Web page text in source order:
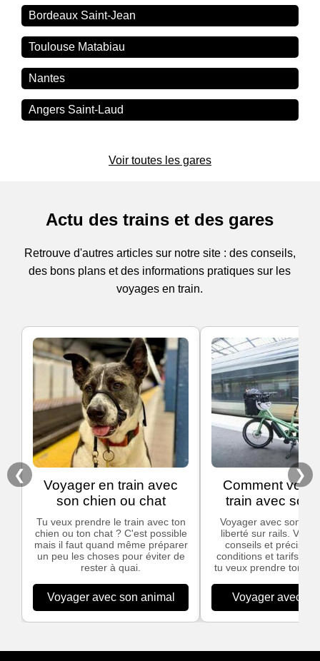
Bordeaux Saint-Jean
Toulouse Matabiau
Nantes
Angers Saint-Laud
Voir toutes les gares
Actu des trains et des gares
Retrouve d'autres articles sur notre site : des conseils,
des bons plans et des informations pratiques sur les
voyages en train.
❮
Voyager en train avec
son chien ou chat
Tu veux prendre le train avec ton
chien ou ton chat ? C'est possible
mais il faut quand même préparer
un peu les choses pour éviter de
rester à quai.
Voyager avec son animal
Comment
train avec son
Voyager avec son
liberté sur rails. Voici
conseils et
conditions et tarifs
tu veux prendre ton
Voyager avec
❯